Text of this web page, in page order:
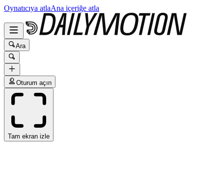
Oynatıcıya atlaAna içeriğe atla
Ara
Oturum açın
Tam ekran izle